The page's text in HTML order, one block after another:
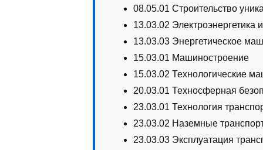
08.05.01 Строительство
13.03.02 Электроэнергетика
13.03.03 Энергетическое
15.03.01 Машиностроение
15.03.02 Технологические
20.03.01 Техносферная
23.03.01 Технология
23.03.02 Наземные
23.03.03 Эксплуатация